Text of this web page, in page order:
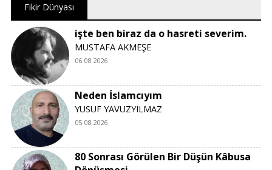
Fikir Dünyası
işte ben biraz da o hasreti severim.
MUSTAFA AKMEŞE
06.08.2026
Neden İslamcıyım
YUSUF YAVUZYILMAZ
05.08.2026
80 Sonrası Görülen Bir Düşün Kâbusa